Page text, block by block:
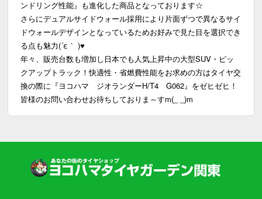
ンドリング性能』も進化した商品となっております☆
さらにデュアルサイドウォール採用により片面ずつで異なるサイ
ドウォールデザインとなっているためお好みで見た目を選択でき
る点も魅力(´ε｀ )♥
年々、販売台数も増加し日本でも人気上昇中の大型SUV・ピッ
クアップトラック！快適性・省燃費性能をお求めの方はタイヤ交
換の際に『ヨコハマ ジオランダーH/T4 G062』をゼヒゼヒ！
皆様のお問い合わせお待ちしておりま～すm(_ _)m